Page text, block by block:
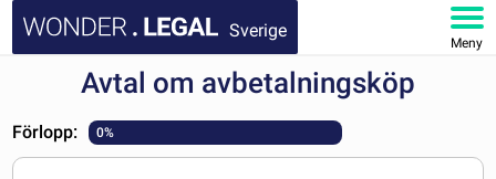
Sverige
Meny
STARTSIDA
DOKUMENT
Avtal om avbetalningsköp
Förlopp: 0%